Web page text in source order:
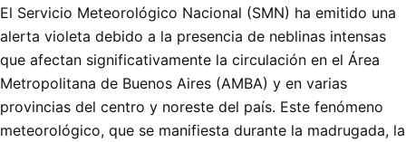
El Servicio Meteorológico Nacional (SMN) ha emitido una
alerta violeta debido a la presencia de neblinas intensas
que afectan significativamente la circulación en el Área
Metropolitana de Buenos Aires (AMBA) y en varias
provincias del centro y noreste del país. Este fenómeno
meteorológico, que se manifiesta durante la madrugada, la